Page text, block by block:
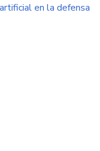
en la defensa